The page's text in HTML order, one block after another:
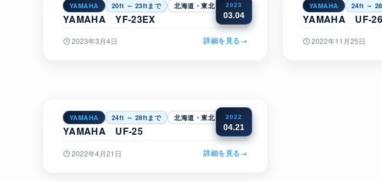
2023
03.04
YAMAHA 20ft ～ 23ftまで 北海道・東北
YAMAHA YF-23EX
2023年3月4日 詳細を見る→
YAMAHA 24ft ～
YAMAHA UF-
2022年11月25日
2022
04.21
YAMAHA 24ft ～ 28ftまで 北海道・東北
YAMAHA UF-25
2022年4月21日 詳細を見る→